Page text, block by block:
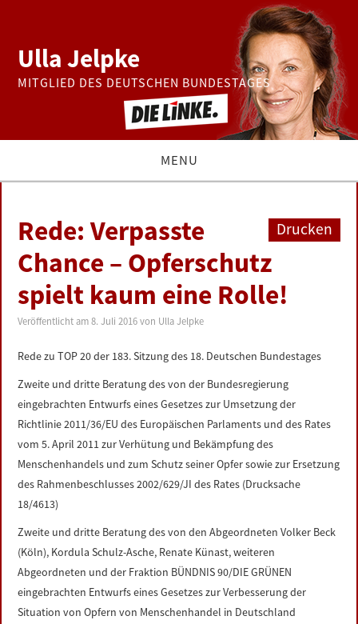
Ulla Jelpke
MITGLIED DES DEUTSCHEN BUNDESTAGES
MENU
BUNDESTAG
PRESSE
ZUR PERSON
DATENSCHUTZERKLÄRUNG
IMPRESSUM
Drucken
Rede: Verpasste
Chance – Opferschutz
spielt kaum eine Rolle!
Veröffentlicht am8. Juli 2016 von Ulla Jelpke
Rede zu TOP 20 der 183. Sitzung des 18. Deutschen Bundestages
Zweite und dritte Beratung des von der Bundesregierung
eingebrachten Entwurfs eines Gesetzes zur Umsetzung der
Richtlinie 2011/36/EU des Europäischen Parlaments und des Rates
vom 5. April 2011 zur Verhütung und Bekämpfung des
Menschenhandels und zum Schutz seiner Opfer sowie zur Ersetzung
des Rahmenbeschlusses 2002/629/JI des Rates (Drucksache
18/4613)
Zweite und dritte Beratung des von den Abgeordneten Volker Beck
(Köln), Kordula Schulz-Asche, Renate Künast, weiteren
Abgeordneten und der Fraktion BÜNDNIS 90/DIE GRÜNEN
eingebrachten Entwurfs eines Gesetzes zur Verbesserung der
Situation von Opfern von Menschenhandel in Deutschland